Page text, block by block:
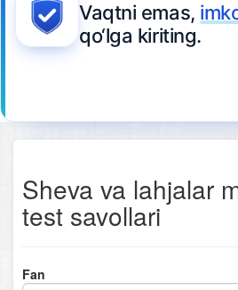
Vaqtni emas,
qo‘lga kiriting.
Sheva va lahjalar
test savollari
Fan